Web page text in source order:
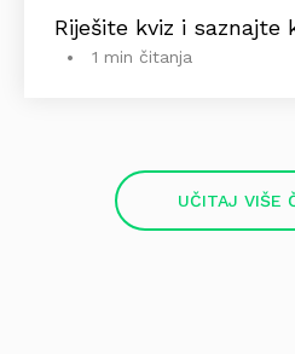
Riješite kviz i saznajte
1 min čitanja
UČITAJ VIŠE